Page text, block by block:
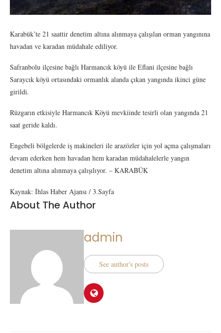
Karabük’te 21 saattir denetim altına alınmaya çalışılan orman yangınına
havadan ve karadan müdahale ediliyor.
Safranbolu ilçesine bağlı Harmancık köyü ile Eflani ilçesine bağlı
Saraycık köyü ortasındaki ormanlık alanda çıkan yangında ikinci güne
girildi.
Rüzgarın etkisiyle Harmancık Köyü mevkiinde tesirli olan yangında 21
saat geride kaldı.
Engebeli bölgelerde iş makineleri ile arazözler için yol açma çalışmaları
devam ederken hem havadan hem karadan müdahalelerle yangın
denetim altına alınmaya çalışılıyor. – KARABÜK
Kaynak: İhlas Haber Ajansı / 3.Sayfa
About The Author
admin
See author's posts